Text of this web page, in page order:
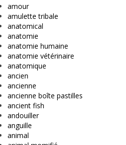
amour
amulette tribale
anatomical
anatomie
anatomie humaine
anatomie vétérinaire
anatomique
ancien
ancienne
ancienne boîte pastilles
ancient fish
andouiller
anguille
animal